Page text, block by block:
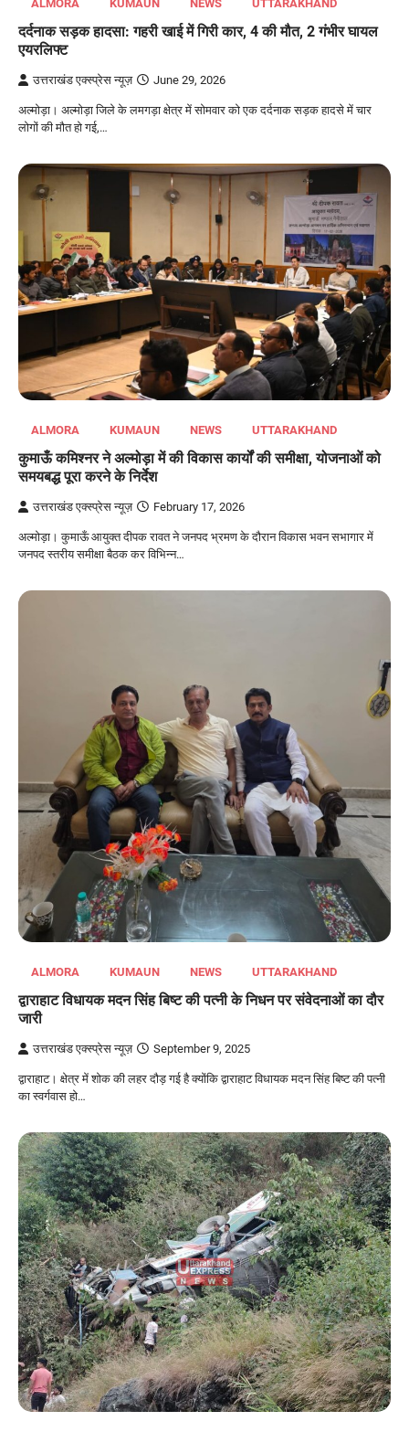
ALMORA KUMAUN NEWS UTTARAKHAND
दर्दनाक सड़क हादसा: गहरी खाई में गिरी कार, 4 की मौत, 2 गंभीर घायल
एयरलिफ्ट
उत्तराखंड एक्स्प्रेस न्यूज़ June 29, 2026
अल्मोड़ा। अल्मोड़ा जिले के लमगड़ा क्षेत्र में सोमवार को एक दर्दनाक सड़क हादसे में चार
लोगों की मौत हो गई,…
ALMORA KUMAUN NEWS UTTARAKHAND
कुमाऊँ कमिश्नर ने अल्मोड़ा में की विकास कार्यों की समीक्षा, योजनाओं को
समयबद्ध पूरा करने के निर्देश
उत्तराखंड एक्स्प्रेस न्यूज़ February 17, 2026
अल्मोड़ा। कुमाऊँ आयुक्त दीपक रावत ने जनपद भ्रमण के दौरान विकास भवन सभागार में
जनपद स्तरीय समीक्षा बैठक कर विभिन्न…
ALMORA KUMAUN NEWS UTTARAKHAND
द्वाराहाट विधायक मदन सिंह बिष्ट की पत्नी के निधन पर संवेदनाओं का दौर
जारी
उत्तराखंड एक्स्प्रेस न्यूज़ September 9, 2025
द्वाराहाट। क्षेत्र में शोक की लहर दौड़ गई है क्योंकि द्वाराहाट विधायक मदन सिंह बिष्ट की पत्नी
का स्वर्गवास हो…